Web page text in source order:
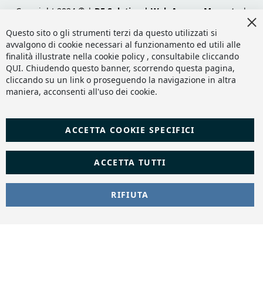
Copyright 2024 © | DF Solution | Web Agency Magento
|
Questo sito o gli strumenti terzi da questo utilizzati si
avvalgono di cookie necessari al funzionamento ed utili alle
finalità illustrate nella cookie policy , consultabile cliccando
QUI. Chiudendo questo banner, scorrendo questa pagina,
cliccando su un link o proseguendo la navigazione in altra
maniera, acconsenti all'uso dei cookie.
ACCETTA TUTTI
ACCETTA COOKIE SPECIFICI
RIFIUTA